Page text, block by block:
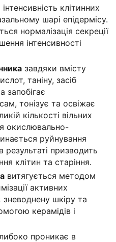
клітинних
шарі епідермісу.
нормалізація секреції
інтенсивності
завдяки вмісту
таніну, засіб
запобігає
тонізує та освіжає
кількості вільних
окислювально-
руйнування
призводить
клітин та старіння.
витягується методом
активних
зневоднену шкіру та
керамідів і
проникає в